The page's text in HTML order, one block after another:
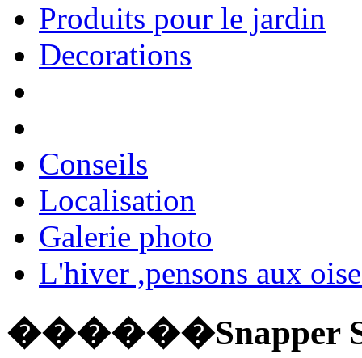
Produits pour le jardin
Decorations
Conseils
Localisation
Galerie photo
L'hiver ,pensons aux
������Snapper